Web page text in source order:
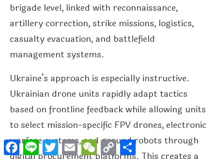
brigade level, linked with reconnaissance,
artillery correction, strike missions, logistics,
casualty evacuation, and battlefield
management systems.
Ukraine’s approach is especially instructive.
Ukrainian drone units rapidly adapt tactics
based on frontline feedback while allowing units
to select mission-specific FPV drones, electronic
warfare systems, and ground robots through
digital procurement platforms. This creates a
Facebook
Line TwitterEmailWeChat
Copy
Link
分
享